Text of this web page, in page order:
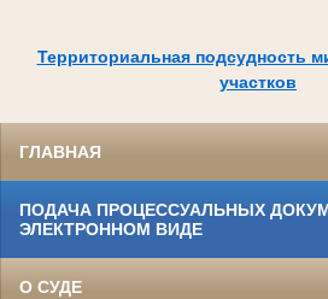
Территориальная подсудность
участков
ГЛАВНАЯ
ПОДАЧА ПРОЦЕССУАЛЬНЫХ
ЭЛЕКТРОННОМ ВИДЕ
О СУДЕ